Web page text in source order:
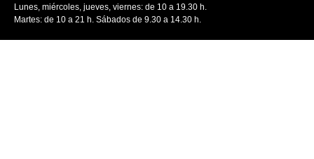
Lunes, miércoles, jueves, viernes: de 10 a 19.30 h.
Martes: de 10 a 21 h. Sábados de 9.30 a 14.30 h.